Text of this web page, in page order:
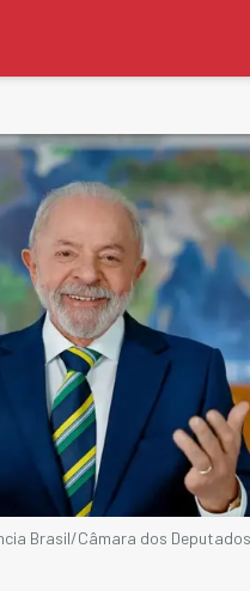
Brasil/Câmara dos Deputados